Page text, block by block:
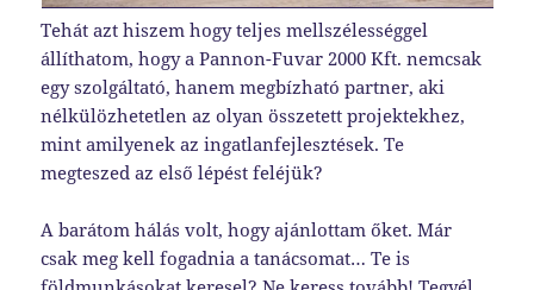
Tehát azt hiszem hogy teljes mellszélességgel
állíthatom, hogy a Pannon-Fuvar 2000 Kft. nemcsak
egy szolgáltató, hanem megbízható partner, aki
nélkülözhetetlen az olyan összetett projektekhez,
mint amilyenek az ingatlanfejlesztések. Te
megteszed az első lépést feléjük?
A barátom hálás volt, hogy ajánlottam őket. Már
csak meg kell fogadnia a tanácsomat… Te is